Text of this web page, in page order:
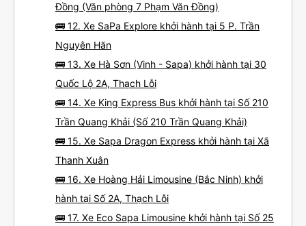
Đồng (Văn phòng 7 Phạm Văn Đồng)
🚌 12. Xe SaPa Explore khởi hành tại 5 P. Trần
Nguyên Hãn
🚌 13. Xe Hà Sơn (Vinh - Sapa) khởi hành tại 30
Quốc Lộ 2A, Thạch Lỗi
🚌 14. Xe King Express Bus khởi hành tại Số 210
Trần Quang Khải (Số 210 Trần Quang Khải)
🚌 15. Xe Sapa Dragon Express khởi hành tại Xã
Thanh Xuân
🚌 16. Xe Hoàng Hải Limousine (Bắc Ninh) khởi
hành tại Số 2A, Thạch Lỗi
🚌 17. Xe Eco Sapa Limousine khởi hành tại Số 25